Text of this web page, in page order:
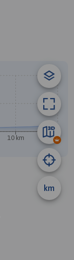
km
10 km 13 km